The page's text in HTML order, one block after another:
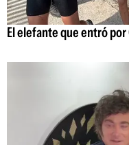
El elefante que entró por